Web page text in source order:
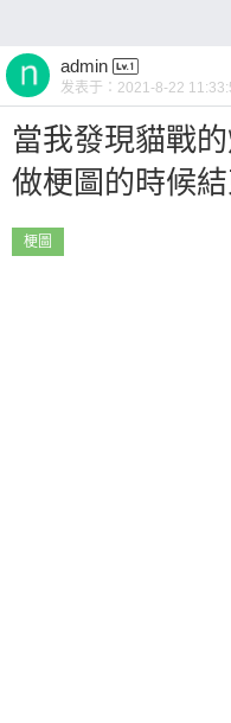
admin
发表于： 2021-8-22
當我發現貓戰
做梗圖的時候
梗圖